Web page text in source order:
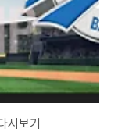
보기